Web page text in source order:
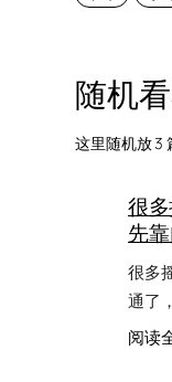
随机
这里随机放 3
很
先
很多
通了
阅读